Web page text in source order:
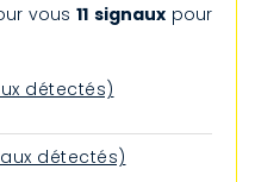
vous11 signauxpour
détectés)
détectés)